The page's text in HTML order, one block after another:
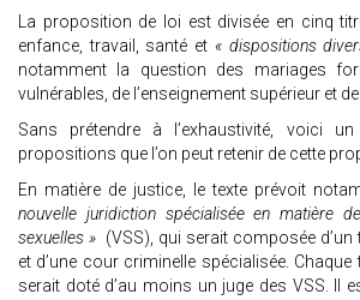
La proposition de loi est divisée en cinq
enfance, travail, santé et « dispositions
notamment la question des mariages
vulnérables, de l’enseignement supérieur et
Sans prétendre à l’exhaustivité, voici
propositions que l’on peut retenir de cette
En matière de justice, le texte prévoit
nouvelle juridiction spécialisée en matière
sexuelles » (VSS), qui serait composée
et d’une cour criminelle spécialisée.
serait doté d’au moins un juge des VSS. Il